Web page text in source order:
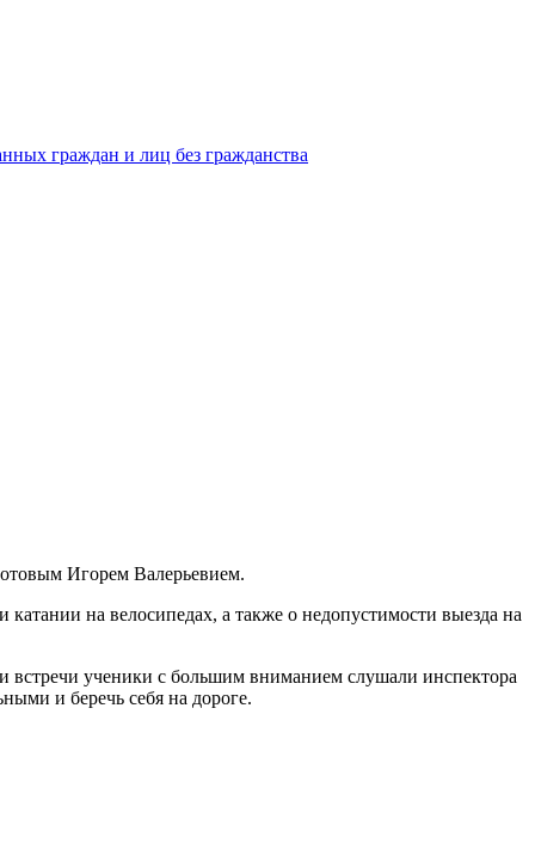
граждан и лиц без гражданства
Игорем Валерьевием.
на велосипедах, а также о недопустимости выезда на
встречи ученики с большим вниманием слушали инспектора
и беречь себя на дороге.